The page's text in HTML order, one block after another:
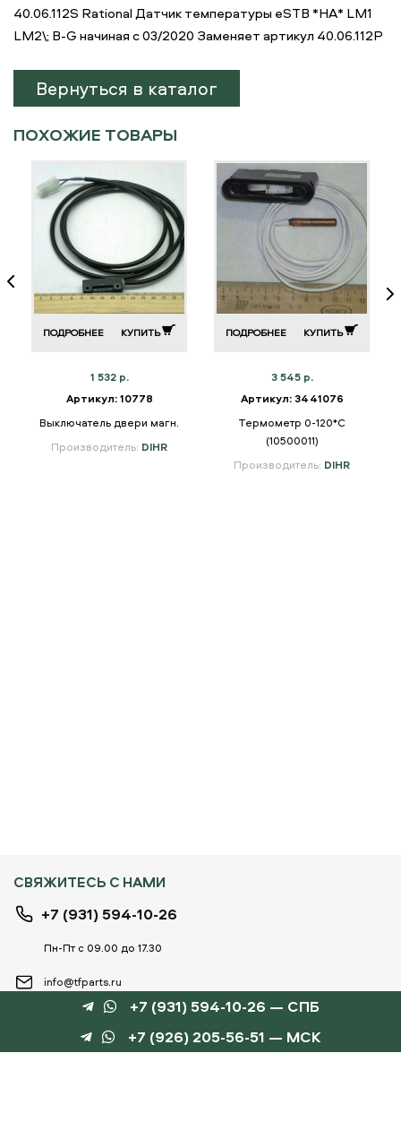
40.06.112S Rational Датчик температуры eSTB *HA* LM1
LM2\; B-G начиная с 03/2020 Заменяет артикул 40.06.112P
Вернуться в каталог
ПОХОЖИЕ ТОВАРЫ
ПОДРОБНЕЕ КУПИТЬ
1 532 р.
Артикул: 10778
Выключатель двери магн.
Производитель: DIHR
ПОДРОБНЕЕ КУПИТЬ
3 545 р.
Артикул: 3441076
Термометр 0-120*С
(10500011)
Производитель: DIHR
СВЯЖИТЕСЬ С НАМИ
+7 (931) 594-10-26
Пн-Пт с 09.00 до 17.30
info@tfparts.ru
ТЕХНОБОКС
+7 (931) 594-10-26 — СПБ
+7 (926) 205-56-51 — МСК